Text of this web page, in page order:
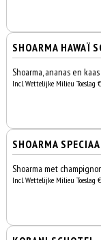
SHOARMA HAWAÏ
Shoarma, ananas en kaas
Incl. Wettelijke Milieu Toeslag
SHOARMA
Shoarma met
Incl. Wettelijke Milieu Toeslag